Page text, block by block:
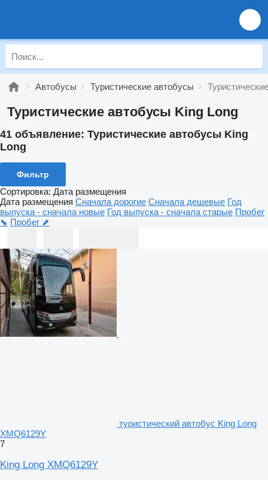
Автобусы Туристические автобусы
Туристические автобусы King Long
41 объявление: Туристические автобусы King
Long
Фильтр
Сортировка: Дата размещения
Дата размещения Сначала дорогие Сначала дешевые Год
выпуска - сначала новые Год выпуска - сначала старые Пробег
⬊ Пробег ⬈
туристический автобус King Long
XMQ6129Y
7
King Long XMQ6129Y